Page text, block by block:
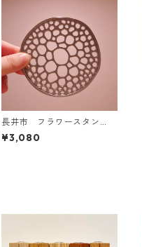
長井市 フラワースタン
ド あやめの茎
¥3,080